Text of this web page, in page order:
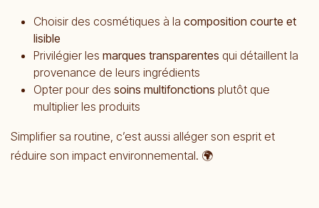
Choisir des cosmétiques à la composition courte et
lisible
Privilégier les marques transparentes qui détaillent la
provenance de leurs ingrédients
Opter pour des soins multifonctions plutôt que
multiplier les produits
Simplifier sa routine, c’est aussi alléger son esprit et
réduire son impact environnemental. 🌍